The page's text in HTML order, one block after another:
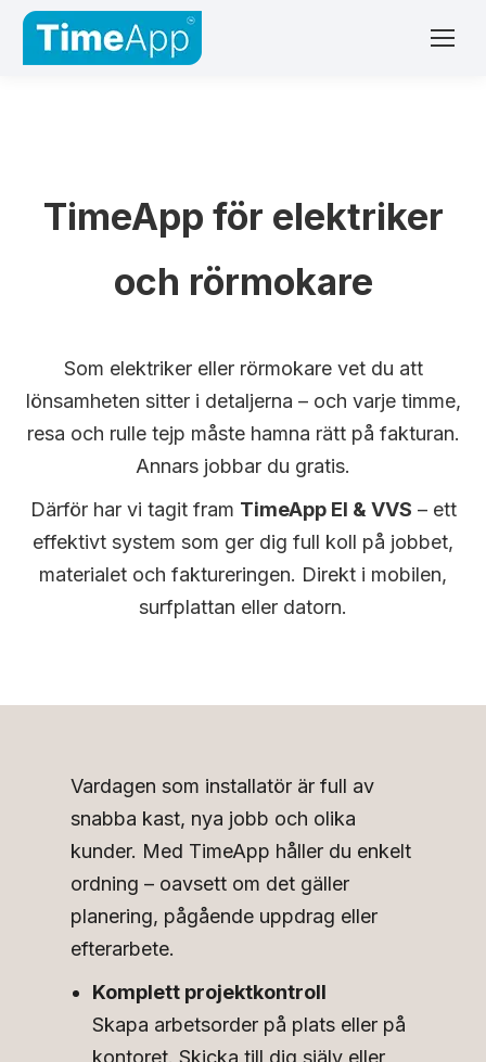
TimeApp för elektriker
och rörmokare
Som elektriker eller rörmokare vet du att
lönsamheten sitter i detaljerna – och varje timme,
resa och rulle tejp måste hamna rätt på fakturan.
Annars jobbar du gratis.
Därför har vi tagit fram TimeApp El & VVS – ett
effektivt system som ger dig full koll på jobbet,
materialet och faktureringen. Direkt i mobilen,
surfplattan eller datorn.
Vardagen som installatör är full av
snabba kast, nya jobb och olika
kunder. Med TimeApp håller du enkelt
ordning – oavsett om det gäller
planering, pågående uppdrag eller
efterarbete.
Komplett projektkontroll
Skapa arbetsorder på plats eller på
kontoret. Skicka till dig själv eller